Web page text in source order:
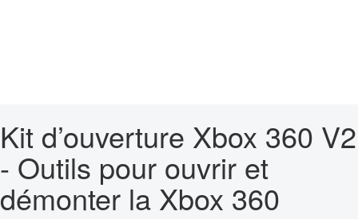
Kit d’ouverture Xbox 360 V2
- Outils pour ouvrir et
démonter la Xbox 360